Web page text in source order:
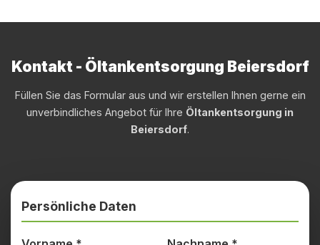
Kontakt - Öltankentsorgung Beiersdorf
Füllen Sie das Formular aus und wir erstellen Ihnen gerne ein
unverbindliches Angebot für Ihre Öltankentsorgung in
Beiersdorf.
Persönliche Daten